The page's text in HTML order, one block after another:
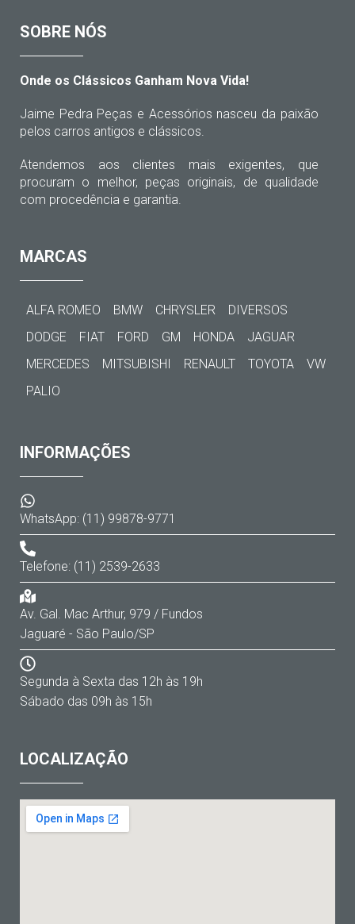
SOBRE NÓS
Onde os Clássicos Ganham Nova Vida!
Jaime Pedra Peças e Acessórios nasceu da paixão
pelos carros antigos e clássicos.
Atendemos aos clientes mais exigentes, que
procuram o melhor, peças originais, de qualidade
com procedência e garantia.
MARCAS
ALFA ROMEO BMW CHRYSLER
DIVERSOS
DODGE
FIAT FORD GM HONDA
JAGUAR
MERCEDES
MITSUBISHI RENAULT TOYOTA
VW
PALIO
INFORMAÇÕES
WhatsApp: (11) 99878-9771
Telefone: (11) 2539-2633
Av. Gal. Mac Arthur, 979 / Fundos
Jaguaré - São Paulo/SP
Segunda à Sexta das 12h às 19h
Sábado das 09h às 15h
LOCALIZAÇÃO